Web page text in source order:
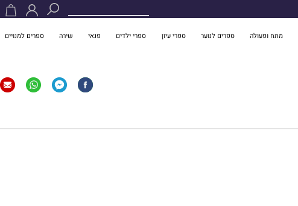
מתח ופעולה ספרים לנוער ספרי עיון ספרי ילדים פנאי שירה ספרים למנויים